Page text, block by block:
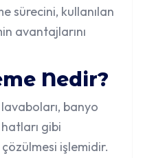
sürecini, kullanılan
avantajlarını
Nedir?
, banyo
gibi
çözülmesi işlemidir.